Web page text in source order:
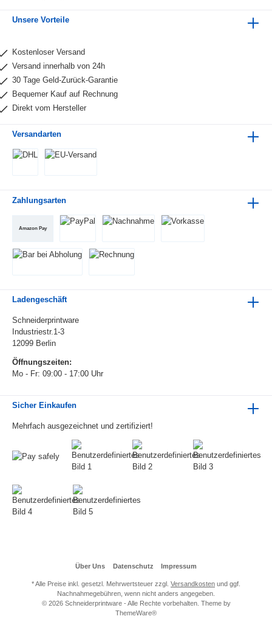
Unsere Vorteile
Kostenloser Versand
Versand innerhalb von 24h
30 Tage Geld-Zurück-Garantie
Bequemer Kauf auf Rechnung
Direkt vom Hersteller
Versandarten
Zahlungsarten
Amazon Pay
Ladengeschäft
Schneiderprintware
Industriestr.1-3
12099 Berlin
Öffnungszeiten:
Mo - Fr: 09:00 - 17:00 Uhr
Sicher Einkaufen
Mehrfach ausgezeichnet und zertifiziert!
Über Uns Datenschutz Impressum
* Alle Preise inkl. gesetzl. Mehrwertsteuer zzgl. Versandkosten und ggf.
Nachnahmegebühren, wenn nicht anders angegeben.
© 2026 Schneiderprintware - Alle Rechte vorbehalten. Theme by
ThemeWare®